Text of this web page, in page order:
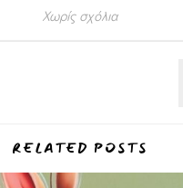
Χωρίς σχόλια
RELATED POSTS